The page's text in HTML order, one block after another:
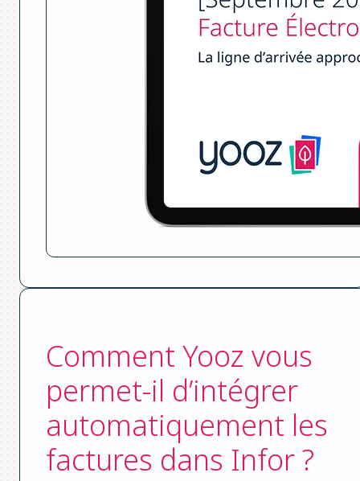
Comment Yooz vous
permet-il d’intégrer
automatiquement les
factures dans Infor ?